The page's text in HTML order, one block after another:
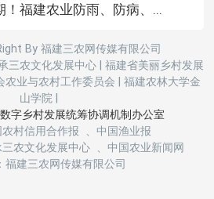
！福建农业防雨、防病、...
By 福建三农网传媒有限公司
三农文化发展中心
福建省美丽乡村发展
农业与农村工作委员会
福建农林大学金
山学院
字乡村发展统筹协调机制办公室
村信用合作报 、中国渔业报
农文化发展中心 、中国农业新闻网
福建三农网传媒有限公司